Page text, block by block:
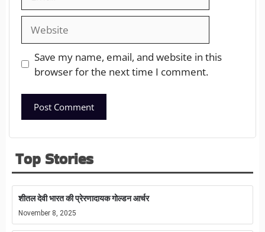
Save my name, email, and website in this
browser for the next time I comment.
Top Stories
शीतल देवी भारत की प्रेरणादायक गोल्डन आर्चर
November 8, 2025